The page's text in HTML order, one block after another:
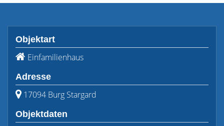
Objektart
Einfamilienhaus
Adresse
17094 Burg Stargard
Objektdaten